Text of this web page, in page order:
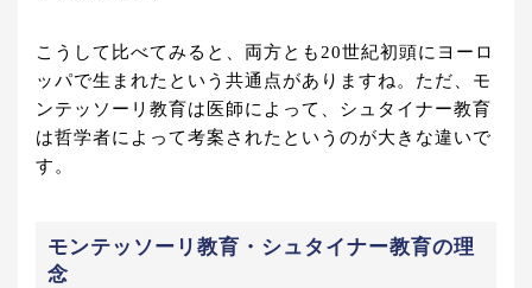
こうして比べてみると、両方とも20世紀初頭にヨーロ
ッパで生まれたという共通点がありますね。ただ、モ
ンテッソーリ教育は医師によって、シュタイナー教育
は哲学者によって考案されたというのが大きな違いで
す。
モンテッソーリ教育・シュタイナー教育の理
念